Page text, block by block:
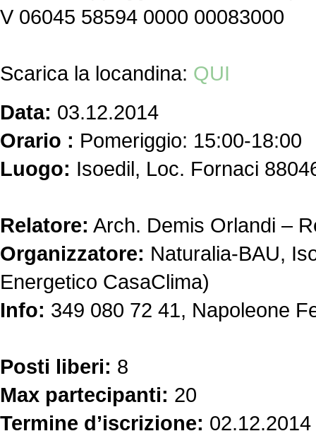
V 06045 58594 0000 00083000
Scarica la locandina: QUI
Data: 03.12.2014
Orario : Pomeriggio: 15:00-18:00
Luogo: Isoedil, Loc. Fornaci
Relatore: Arch. Demis Orlandi –
Organizzatore: Naturalia-BAU,
Energetico CasaClima)
Info: 349 080 72 41, Napoleone
Posti liberi: 8
Max partecipanti: 20
Termine d’iscrizione: 02.12.2014